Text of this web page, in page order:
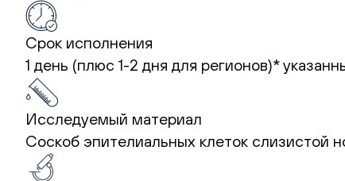
Срок исполнения
1 день (плюс 1-2 дня для регионов)*
Исследуемый материал
Соскоб эпителиальных клеток слизистой